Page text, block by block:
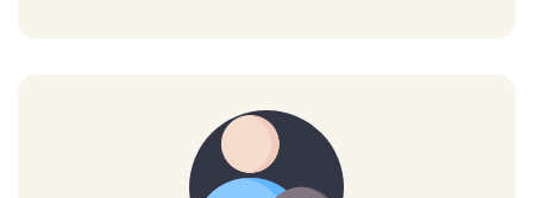
Prikaži sve